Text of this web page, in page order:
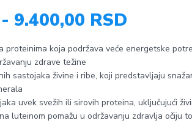
9.400,00 RSD
proteinima koja podržava veće energetske
zdrave težine
sastojaka živine i ribe, koji predstavljaju
uvek svežih ili sirovih proteina, uključujući
luteinom pomažu u održavanju zdravlja očiju